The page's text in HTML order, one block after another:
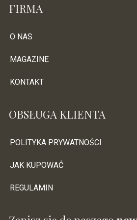
FIRMA
O NAS
MAGAZINE
KONTAKT
OBSŁUGA KLIENTA
POLITYKA PRYWATNOŚCI
JAK KUPOWAĆ
REGULAMIN